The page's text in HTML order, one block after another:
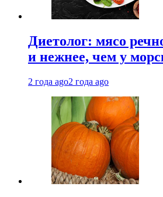
Диетолог: мясо
и нежнее, чем у
2 года ago2 года ago